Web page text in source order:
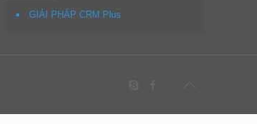
GIẢI PHÁP CRM Plus